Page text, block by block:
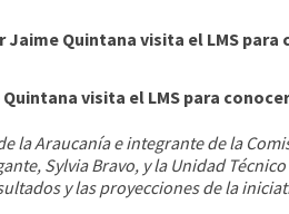
Jaime Quintana visita el LMS para
visita el LMS para
la Araucanía e integrante de la
Sylvia Bravo, y la Unidad
y las proyecciones de la